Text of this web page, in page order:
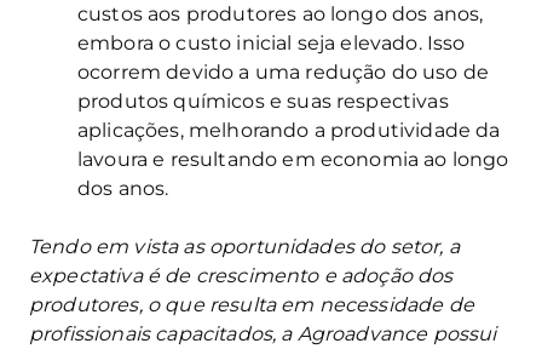
custos aos produtores ao longo dos anos,
embora o custo inicial seja elevado. Isso
ocorrem devido a uma redução do uso de
produtos químicos e suas respectivas
aplicações, melhorando a produtividade da
lavoura e resultando em economia ao longo
dos anos.
Tendo em vista as oportunidades do setor, a
expectativa é de crescimento e adoção dos
produtores, o que resulta em necessidade de
profissionais capacitados, a Agroadvance possui